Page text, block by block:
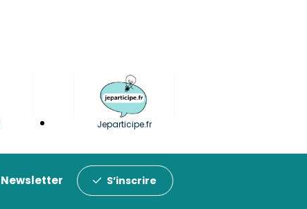
Jeparticipe.fr
Newsletter S’inscrire